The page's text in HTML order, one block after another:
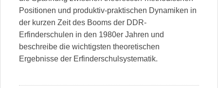
Positionen und produktiv-praktischen Dynamiken in
der kurzen Zeit des Booms der DDR-
Erfinderschulen in den 1980er Jahren und
beschreibe die wichtigsten theoretischen
Ergebnisse der Erfinderschulsystematik.